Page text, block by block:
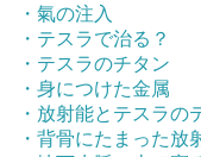
・氣の注入
・テスラで治る？
・テスラのチタン
・身につけた金属
・放射能とテスラの
・背骨にたまった放